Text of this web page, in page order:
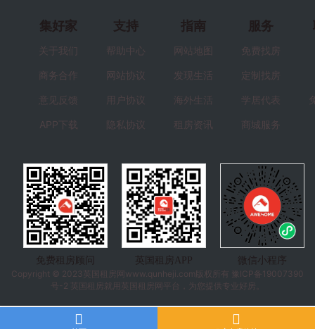
集好家
关于我们
商务合作
意见反馈
APP下载
支持
帮助中心
网站协议
用户协议
隐私协议
指南
网站地图
发现生活
海外生活
租房资讯
服务
免费找房
定制找房
学居代表
商城服务
免费租房顾问 英国租房APP
微信小程序
Copyright © 2023 英国租房 网www.qunheji.com版权所有
豫ICP备19007390
号-2 英国租房就用英国租房网平台，为您提供专业好房。